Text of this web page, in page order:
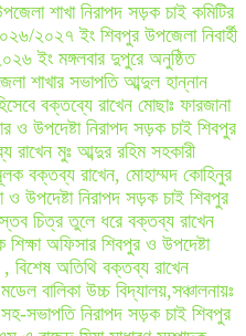
শাখা নিরাপদ সড়ক চাই কমিটির
২০২৭ ইং শিবপুর উপজেলা নিবার্হী
ইং মঙ্গলবার দুপুরে অনুষ্ঠিত
শাখার সভাপতি আব্দুল হান্নান
বক্তব্যে রাখেন মোছাঃ ফারজানা
ও উপদেষ্টা নিরাপদ সড়ক চাই শিবপুর
মুঃ আব্দুর রহিম সহকারী
বক্তব্য রাখেন, মোহাম্মদ কোহিনুর
ও উপদেষ্টা নিরাপদ সড়ক চাই শিবপুর
চিত্র তুলে ধরে বক্তব্য রাখেন
অফিসার শিবপুর ও উপদেষ্টা
বিশেষ অতিথি বক্তব্য রাখেন
বালিকা উচ্চ বিদ্যালয়,সঞ্চালনায়ঃ
সভাপতি নিরাপদ সড়ক চাই শিবপুর